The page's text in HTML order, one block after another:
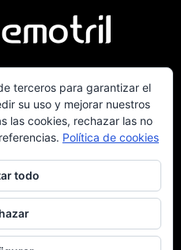
Digital de la Costa
en Fm a traves
Motril.
sobre las cookies Contacto
terceros para garantizar el
su uso y mejorar nuestros
las cookies, rechazar las no
Política de cookies
todo